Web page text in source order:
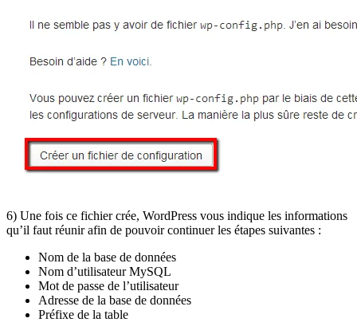
6) Une fois ce fichier crée, WordPress vous indique les informations
qu’il faut réunir afin de pouvoir continuer les étapes suivantes :
Nom de la base de données
Nom d’utilisateur MySQL
Mot de passe de l’utilisateur
Adresse de la base de données
Préfixe de la table